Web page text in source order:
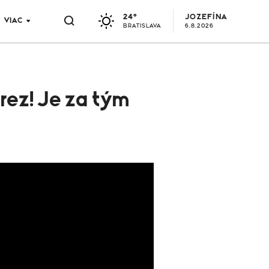
VIAC 24°
BRATISLAVA
JOZEFÍNA
6.8.2026
Je za tým